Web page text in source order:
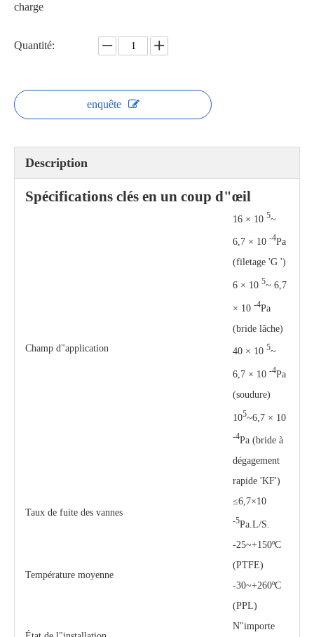
charge
Quantité:
enquête
Description
Spécifications clés en un coup d"œil
Champ d"application
16 × 10 5~
6,7 × 10 -4Pa
(filetage 'G ')
6 × 10 5~ 6,7
× 10 -4Pa
(bride lâche)
40 × 10 5~
6,7 × 10 -4Pa
(soudure)
105~6,7 × 10
-4Pa (bride à
dégagement
rapide 'KF')
Taux de fuite des vannes
≤6,7×10
-5Pa.L/S.
Température moyenne
-25~+150ºC
(PTFE)
-30~+260ºC
(PPL)
N"importe